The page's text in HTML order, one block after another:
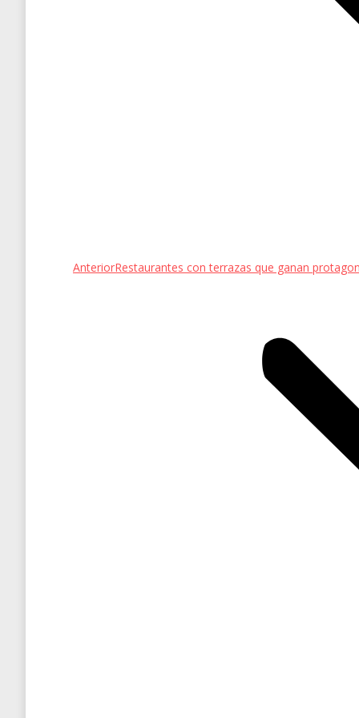
AnteriorEntrada
Restaurantes con terrazas que ganan